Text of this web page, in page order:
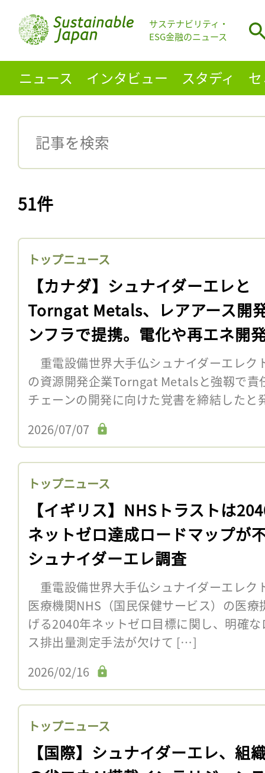
サステナビリティ・
ESG金融のニュース
ニュース インタビュー スタディ
51件
トップニュース
【カナダ】シュナイダーエレと
Torngat Metals、レアアース開
ンフラで提携。電化や再エネ開
重電設備世界大手仏シュナイダーエレク
の資源開発企業Torngat Metalsと強靱で責
チェーンの開発に向けた覚書を締結した
2026/07/07
トップニュース
【イギリス】NHSトラストは
ネットゼロ達成ロードマップが
シュナイダーエレ調査
重電設備世界大手仏シュナイダーエレク
医療機関NHS（国民保健サービス）の医
げる2040年ネットゼロ目標に関し、明確
ス排出量測定手法が欠けて […]
2026/02/16
トップニュース
【国際】シュナイダーエレ、組